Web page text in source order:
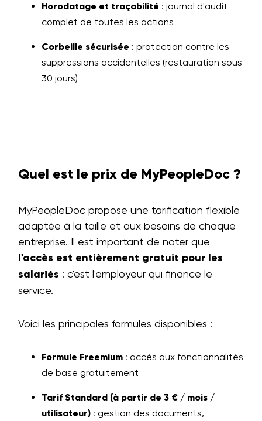
Horodatage et traçabilité : journal d'audit
complet de toutes les actions
Corbeille sécurisée : protection contre les
suppressions accidentelles (restauration sous
30 jours)
Quel est le prix de MyPeopleDoc ?
MyPeopleDoc propose une tarification flexible
adaptée à la taille et aux besoins de chaque
entreprise. Il est important de noter que
l'accès est entièrement gratuit pour les
salariés : c'est l'employeur qui finance le
service.
Voici les principales formules disponibles :
Formule Freemium : accès aux fonctionnalités
de base gratuitement
Tarif Standard (à partir de 3 € / mois /
utilisateur) : gestion des documents,